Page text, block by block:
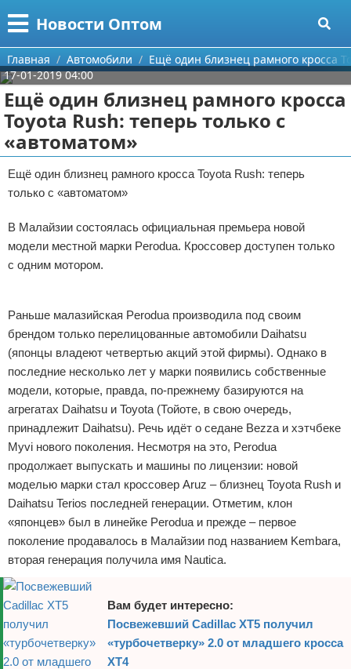
Новости Оптом
Меню
Главная
Категории
Информационные технологии
Автомобили
Знаменитости
Политика
Природа
Культура
Экономика
Разное
Поиск
О проекте
Контакты
Сотрудничество
Размещение рекламы
Условия предоставления информации
Отказ от ответственности
Главная Автомобили
Ещё один близнец рамного кросса
17-01-2019 04:00
Ещё один близнец рамного кросса
Toyota Rush: теперь только с
«автоматом»
Ещё один близнец рамного кросса Toyota Rush: теперь
только с «автоматом»
В Малайзии состоялась официальная премьера новой
модели местной марки Perodua. Кроссовер доступен только
с одним мотором.
Раньше малазийская Perodua производила под своим
брендом только перелицованные автомобили Daihatsu
(японцы владеют четвертью акций этой фирмы). Однако в
последние несколько лет у марки появились собственные
модели, которые, правда, по-прежнему базируются на
агрегатах Daihatsu и Toyota (Тойоте, в свою очередь,
принадлежит Daihatsu). Речь идёт о седане Bezza и хэтчбеке
Myvi нового поколения. Несмотря на это, Perodua
продолжает выпускать и машины по лицензии: новой
моделью марки стал кроссовер Aruz – близнец Toyota Rush и
Daihatsu Terios последней генерации. Отметим, клон
«японцев» был в линейке Perodua и прежде – первое
поколение продавалось в Малайзии под названием Kembara,
вторая генерация получила имя Nautica.
Вам будет интересно:
Посвежевший Cadillac XT5 получил
«турбочетверку» 2.0 от младшего кросса
XT4